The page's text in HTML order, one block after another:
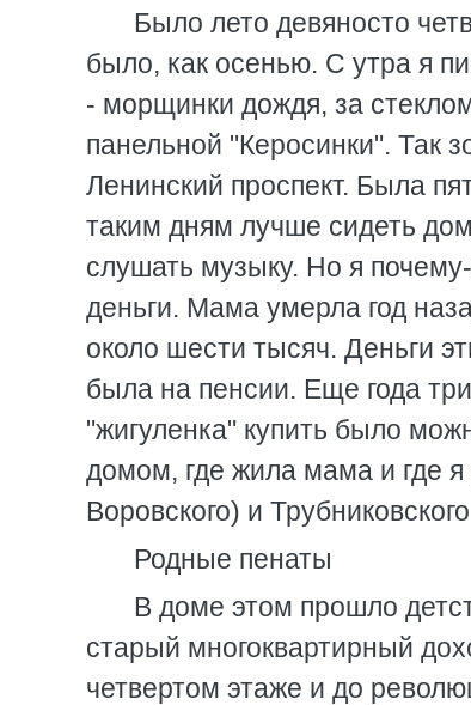
Было лето девяносто
было, как осенью. С утра я
- морщинки дождя, за
панельной "Керосинки". Так
Ленинский проспект. Была
таким дням лучше сидеть
слушать музыку. Но я
деньги. Мама умерла год
около шести тысяч. Деньги
была на пенсии. Еще года
"жигуленка" купить было
домом, где жила мама и где
Воровского) и
Родные пенаты
В доме этом прошло
старый многоквартирный
четвертом этаже и до